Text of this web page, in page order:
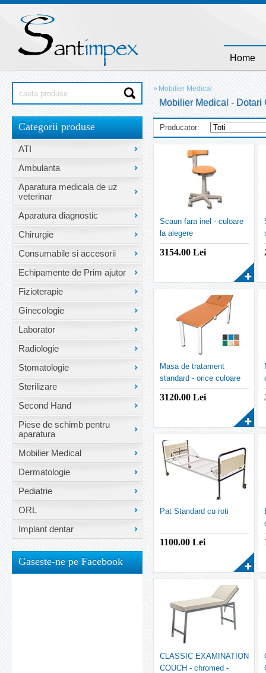
Home
Categorii produse
ATI
Ambulanta
Aparatura medicala de uz
veterinar
Aparatura diagnostic
Chirurgie
Consumabile si accesorii
Echipamente de Prim ajutor
Fizioterapie
Ginecologie
Laborator
Radiologie
Stomatologie
Sterilizare
Second Hand
Piese de schimb pentru
aparatura
Mobilier Medical
Dermatologie
Pediatrie
ORL
Implant dentar
Gaseste-ne pe Facebook
» Mobilier Medical
Mobilier Medical -
Producator:
Scaun fara inel - culoare
la alegere
3154.00Lei
Masa de tratament
standard - orice culoare
3120.00Lei
Pat Standard cu roti
1100.00Lei
CLASSIC EXAMINATION
COUCH - chromed -